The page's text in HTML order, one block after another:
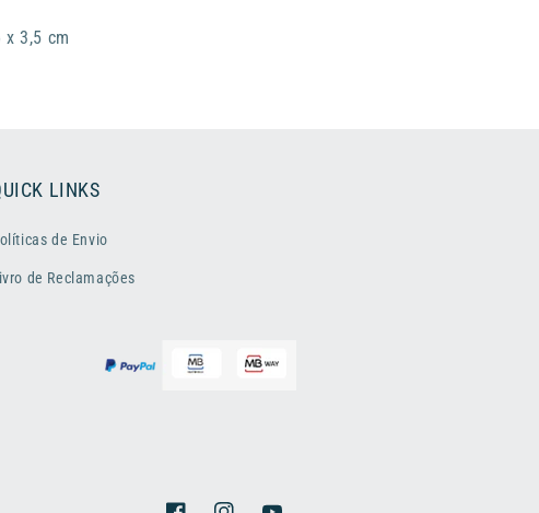
x 3,5 cm
LINKS
de Envio
de Reclamações